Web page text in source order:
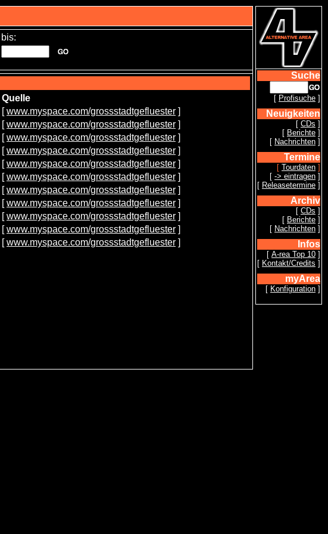
bis:
Quelle
[www.myspace.com/grossstadtgefluester ]
[www.myspace.com/grossstadtgefluester ]
[www.myspace.com/grossstadtgefluester ]
[www.myspace.com/grossstadtgefluester ]
[www.myspace.com/grossstadtgefluester ]
[www.myspace.com/grossstadtgefluester ]
[www.myspace.com/grossstadtgefluester ]
[www.myspace.com/grossstadtgefluester ]
[www.myspace.com/grossstadtgefluester ]
[www.myspace.com/grossstadtgefluester ]
[www.myspace.com/grossstadtgefluester ]
Suche
[ Profisuche ]
Neuigkeiten
[ CDs ]
[ Berichte ]
[ Nachrichten ]
Termine
[ Tourdaten ]
[ -> eintragen ]
[ Releasetermine ]
Archiv
[ CDs ]
[ Berichte ]
[ Nachrichten ]
Infos
[ A-rea Top 10 ]
[ Kontakt/Credits ]
myArea
[ Konfiguration ]